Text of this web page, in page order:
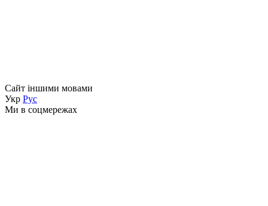
Сайт іншими мовами
Укр Рус
Ми в соцмережах